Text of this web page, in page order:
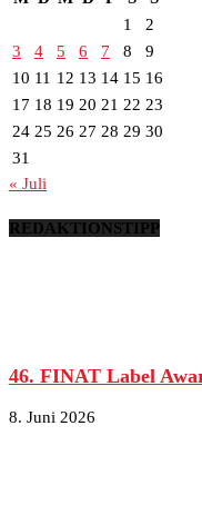
1
2
3
4 5 6 7 8
9
10 11 12 13 14 15 16
17 18 19 20 21 22 23
24 25 26 27 28 29 30
31
« Juli
REDAKTIONSTIPP
46. FINAT Label
8. Juni 2026